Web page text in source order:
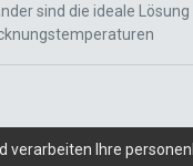
sind die ideale
verarbeiten Ihre